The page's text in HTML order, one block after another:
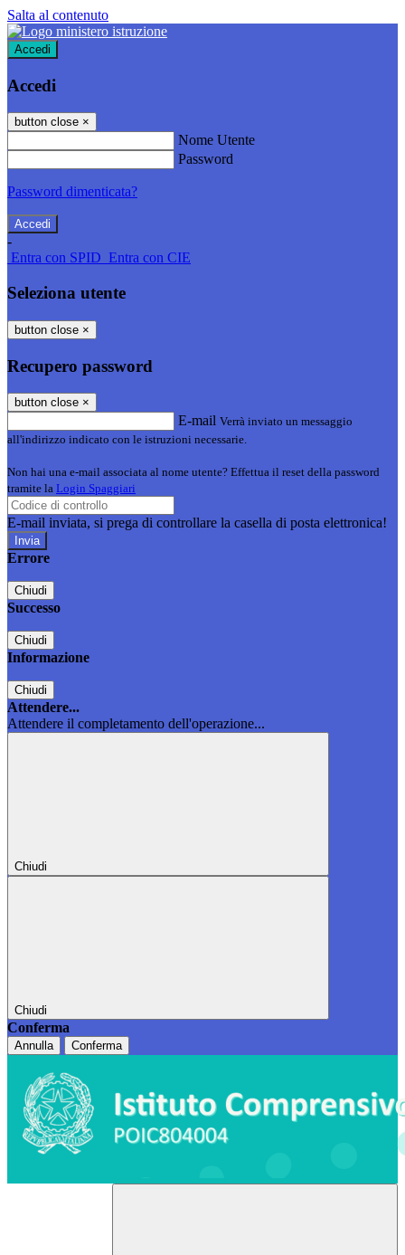
Salta al contenuto
Accedi
Accedi
button close ×
Nome Utente
Password
Password dimenticata?
-
Entra con SPID Entra con CIE
Seleziona utente
button close ×
Recupero password
button close ×
E-mail Verrà inviato un messaggio
all'indirizzo indicato con le istruzioni necessarie.
Non hai una e-mail associata al nome utente? Effettua il reset della password
tramite la Login Spaggiari
E-mail inviata, si prega di controllare la casella di posta elettronica!
Errore
Chiudi
Successo
Chiudi
Informazione
Chiudi
Attendere...
Attendere il completamento dell'operazione...
Chiudi
Chiudi
Conferma
Annulla Conferma